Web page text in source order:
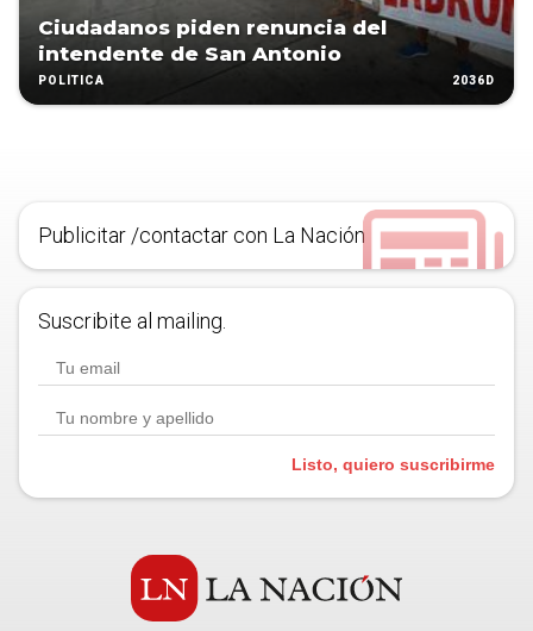
Ciudadanos piden renuncia del
intendente de San Antonio
POLÍTICA 2036D
Publicitar /contactar con La Nación
Suscribite al mailing.
Listo, quiero suscribirme